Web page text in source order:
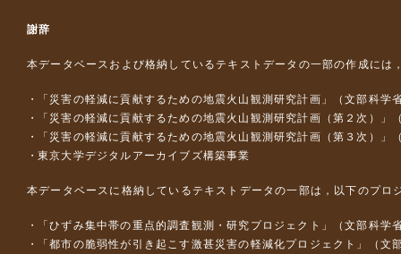
謝辞
本データベースおよび格納しているテキストデータの一部の作成には
「災害の軽減に貢献するための地震火山観測研究計画」（文部科学
「災害の軽減に貢献するための地震火山観測研究計画（第２次）」
「災害の軽減に貢献するための地震火山観測研究計画（第３次）」
東京大学デジタルアーカイブズ構築事業
本データベースに格納しているテキストデータの一部は，以下のプロ
「ひずみ集中帯の重点的調査観測・研究プロジェクト」（文部科
「都市の脆弱性が引き起こす激甚災害の軽減化プロジェクト」（